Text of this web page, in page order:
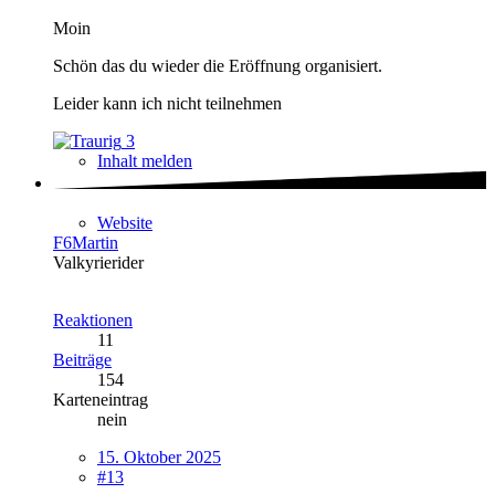
Moin
Schön das du wieder die Eröffnung organisiert.
Leider kann ich nicht teilnehmen
3
Inhalt melden
Website
F6Martin
Valkyrierider
Reaktionen
11
Beiträge
154
Karteneintrag
nein
15. Oktober 2025
#13